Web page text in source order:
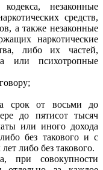
незаконные
средств,
а также незаконные
наркотические
либо их частей,
или психотропные
срок от восьми до
до пятисот тысяч
или иного дохода
без такового и с
либо без такового.
при совокупности